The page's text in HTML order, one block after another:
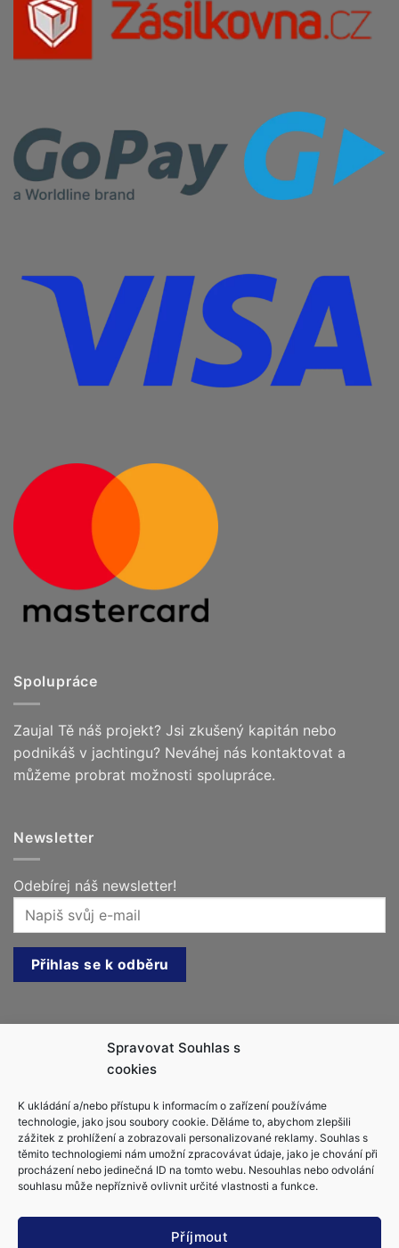
Spravovat Souhlas s
cookies
K ukládání a/nebo přístupu k informacím o zařízení používáme
technologie, jako jsou soubory cookie. Děláme to, abychom zlepšili
zážitek z prohlížení a zobrazovali personalizované reklamy. Souhlas s
těmito technologiemi nám umožní zpracovávat údaje, jako je chování při
procházení nebo jedinečná ID na tomto webu. Nesouhlas nebo odvolání
souhlasu může nepříznivě ovlivnit určité vlastnosti a funkce.
Příjmout
Spolupráce
Zaujal Tě náš projekt? Jsi zkušený kapitán nebo
podnikáš v jachtingu? Neváhej nás kontaktovat a
můžeme probrat možnosti spolupráce.
Newsletter
Odebírej náš newsletter!
info@jachtarka.cz
jachtarka@gmail.com
+420 605 220 553